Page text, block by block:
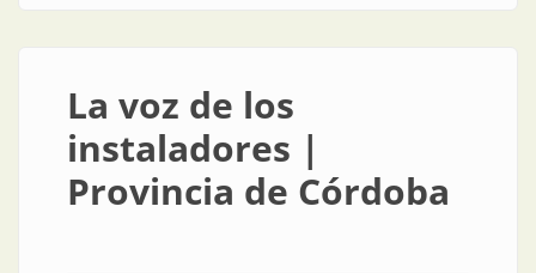
La voz de los
instaladores |
Provincia de Córdoba